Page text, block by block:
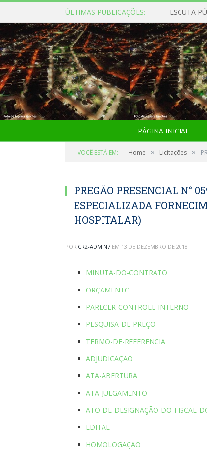
ÚLTIMAS PUBLICAÇÕES: ESCUTA
PÁGINA INICIAL
VOCÊ ESTÁ EM: Home » Licitações »
PREGÃO PRESENCIAL N°
ESPECIALIZADA
HOSPITALAR)
POR CR2-ADMIN7 EM 13 DE DEZEMBRO DE 2018
MINUTA-DO-CONTRATO
ORÇAMENTO
PARECER-CONTROLE-INTERNO
PESQUISA-DE-PREÇO
TERMO-DE-REFERENCIA
ADJUDICAÇÃO
ATA-ABERTURA
ATA-JULGAMENTO
ATO-DE-DESIGNAÇÃO-DO-FISCAL-
EDITAL
HOMOLOGAÇÃO